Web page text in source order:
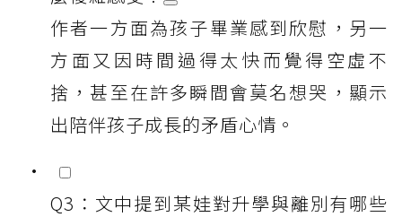
作者一方面為孩子畢業感到欣慰，另一
方面又因時間過得太快而覺得空虛不
捨，甚至在許多瞬間會莫名想哭，顯示
出陪伴孩子成長的矛盾心情。
Q3：文中提到某娃對升學與離別有哪些